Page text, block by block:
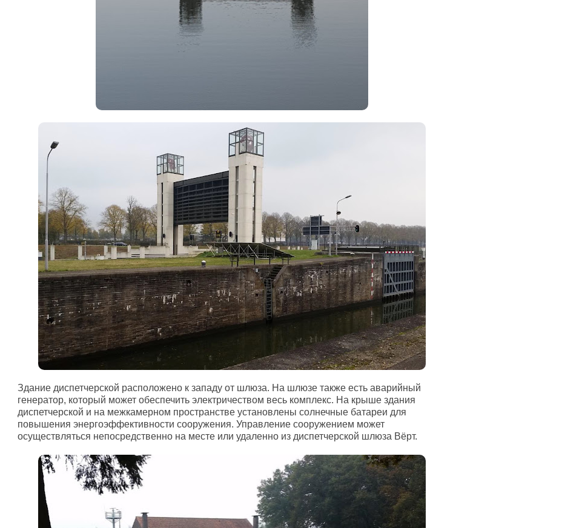
Здание диспетчерской расположено к западу от шлюза. На шлюзе также есть аварийный
генератор, который может обеспечить электричеством весь комплекс. На крыше здания
диспетчерской и на межкамерном пространстве установлены солнечные батареи для
повышения энергоэффективности сооружения. Управление сооружением может
осуществляться непосредственно на месте или удаленно из диспетчерской шлюза Вёрт.